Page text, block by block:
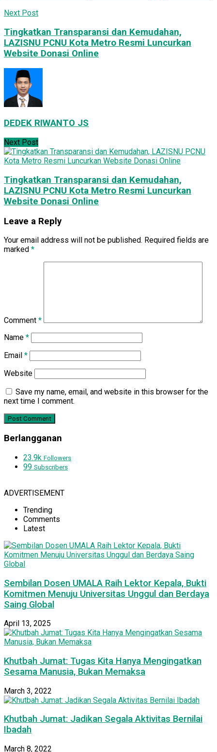
Next Post
Tingkatkan Transparansi dan Kemudahan,
LAZISNU PCNU Kota Metro Resmi Luncurkan
Website Donasi Online
DEDEK RIWANTO JS
Next Post
Tingkatkan Transparansi dan Kemudahan,
LAZISNU PCNU Kota Metro Resmi Luncurkan
Website Donasi Online
Leave a Reply
Your email address will not be published. Required fields are
marked *
Comment *
Name *
Email *
Website
Save my name, email, and website in this browser for the
next time I comment.
Berlangganan
23.9k Followers
99 Subscribers
ADVERTISEMENT
Trending
Comments
Latest
Sembilan Dosen UMALA Raih Lektor Kepala, Bukti
Komitmen Menuju Universitas Unggul dan Berdaya
Saing Global
April 13, 2025
Khutbah Jumat: Tugas Kita Hanya Mengingatkan
Sesama Manusia, Bukan Memaksa
March 3, 2022
Khutbah Jumat: Jadikan Segala Aktivitas Bernilai
Ibadah
March 8, 2022